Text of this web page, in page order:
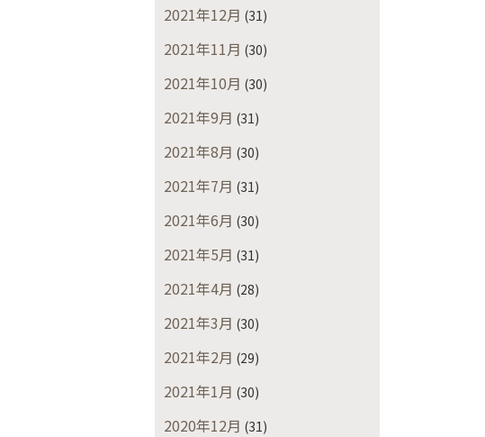
2021年12月 (31)
2021年11月 (30)
2021年10月 (30)
2021年9月 (31)
2021年8月 (30)
2021年7月 (31)
2021年6月 (30)
2021年5月 (31)
2021年4月 (28)
2021年3月 (30)
2021年2月 (29)
2021年1月 (30)
2020年12月 (31)